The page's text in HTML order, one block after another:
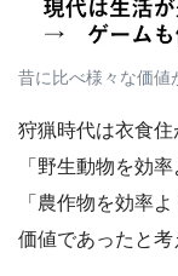
昔に比べ様々な価値
狩猟時代は衣食住
「野生動物を効
「農作物を効率
価値であったと考